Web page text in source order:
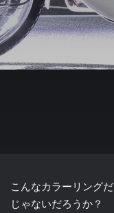
こんなカラーリング
じゃないだろうか？